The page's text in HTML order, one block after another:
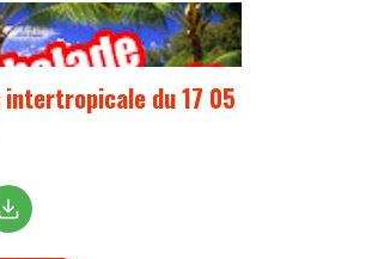
intertropicale du 17 05